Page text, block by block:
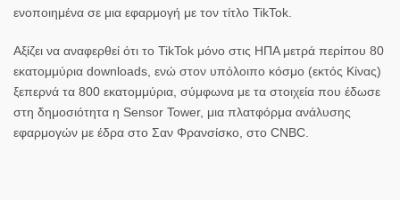
ενοποιημένα σε μια εφαρμογή με τον τίτλο TikTok.
Αξίζει να αναφερθεί ότι το TikTok μόνο στις ΗΠΑ μετρά περίπου 80
εκατομμύρια downloads, ενώ στον υπόλοιπο κόσμο (εκτός Κίνας)
ξεπερνά τα 800 εκατομμύρια, σύμφωνα με τα στοιχεία που έδωσε
στη δημοσιότητα η Sensor Tower, μια πλατφόρμα ανάλυσης
εφαρμογών με έδρα στο Σαν Φρανσίσκο, στο CNBC.